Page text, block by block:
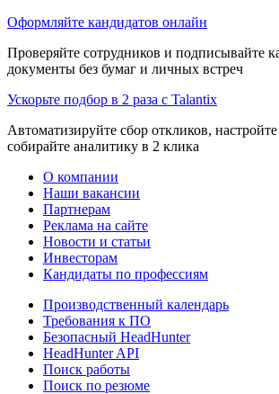
Оформляйте кандидатов онлайн
Проверяйте сотрудников и подписывайте
документы без бумаг и личных встреч
Ускорьте подбор в 2 раза с Talantix
Автоматизируйте сбор откликов,
собирайте аналитику в 2 клика
О компании
Наши вакансии
Партнерам
Реклама на сайте
Новости и статьи
Инвесторам
Кандидаты по профессиям
Производственный календарь
Требования к ПО
Безопасный HeadHunter
HeadHunter API
Поиск работы
Поиск по резюме